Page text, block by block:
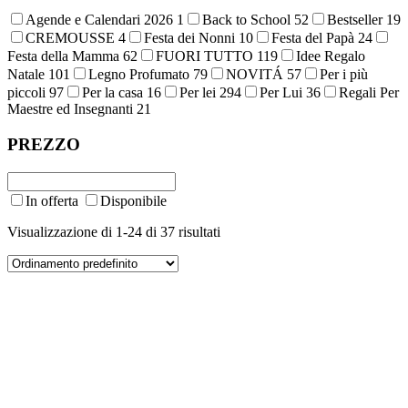
Agende e Calendari 2026 1 Back to School 52 Bestseller 19
CREMOUSSE 4 Festa dei Nonni 10 Festa del Papà 24
Festa della Mamma 62 FUORI TUTTO 119
Idee Regalo
Natale 101 Legno Profumato 79 NOVITÁ 57
Per i più
piccoli 97 Per la casa 16 Per lei 294 Per Lui 36
Regali Per
Maestre ed Insegnanti 21
PREZZO
In offerta
Disponibile
Visualizzazione di 1-24 di 37 risultati